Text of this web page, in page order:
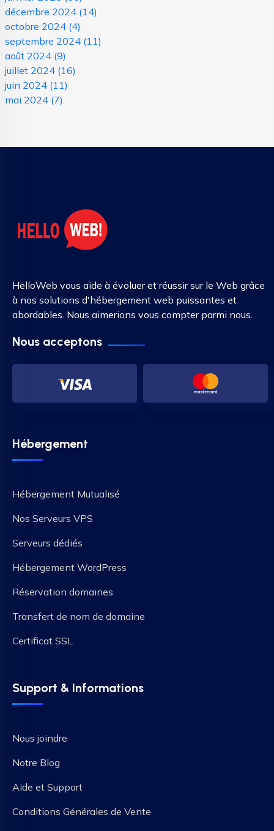
décembre 2024 (14)
octobre 2024 (4)
septembre 2024 (11)
août 2024 (9)
juillet 2024 (16)
juin 2024 (11)
mai 2024 (7)
HelloWeb vous aide à évoluer et réussir sur le Web grâce
à nos solutions d'hébergement web puissantes et
abordables. Nous aimerions vous compter parmi nous.
Nous acceptons
Hébergement
Hébergement Mutualisé
Nos Serveurs VPS
Serveurs dédiés
Hébergement WordPress
Réservation domaines
Transfert de nom de domaine
Certificat SSL
Support & Informations
Nous joindre
Notre Blog
Aide et Support
Conditions Générales de Vente